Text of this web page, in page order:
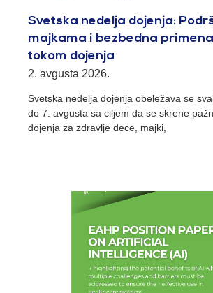
Svetska nedelja dojenja:
majkama i bezbedna
tokom dojenja
2. avgusta 2026.
Svetska nedelja dojenja obeležava se
do 7. avgusta sa ciljem da se skrene
dojenja za zdravlje dece, majki,